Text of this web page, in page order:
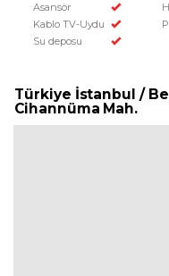
Asansör
Kablo TV-Uydu
Su deposu
Türkiye İstanbul /
Cihannüma Mah.